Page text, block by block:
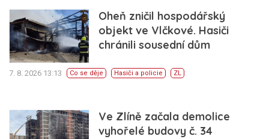
Oheň zničil hospodářský
objekt ve Vlčkové. Hasiči
chránili sousední dům
7. 8. 2026 13:13 Co se děje Hasiči a policie ZL
Ve Zlíně začala demolice
vyhořelé budovy č. 34